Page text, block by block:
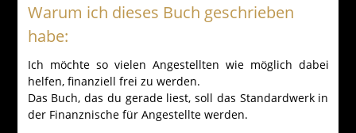
Warum ich dieses Buch geschrieben
habe:
Ich möchte so vielen Angestellten wie möglich dabei
helfen, finanziell frei zu werden.
Das Buch, das du gerade liest, soll das Standardwerk in
der Finanznische für Angestellte werden.